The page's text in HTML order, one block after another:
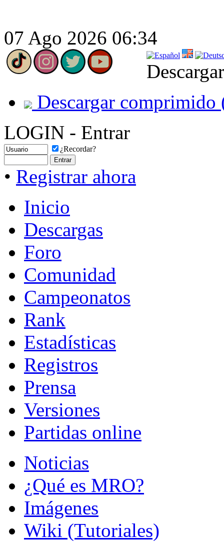
07 Ago 2026 06:34
Descargar comprimido
LOGIN - Entrar
¿Recordar?
• Registrar ahora
Inicio
Descargas
Foro
Comunidad
Campeonatos
Rank
Estadísticas
Registros
Prensa
Versiones
Partidas online
Noticias
¿Qué es MRO?
Imágenes
Wiki (Tutoriales)